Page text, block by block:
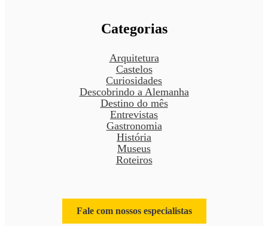
Categorias
Arquitetura
Castelos
Curiosidades
Descobrindo a Alemanha
Destino do mês
Entrevistas
Gastronomia
História
Museus
Roteiros
Fale com nossos especialistas